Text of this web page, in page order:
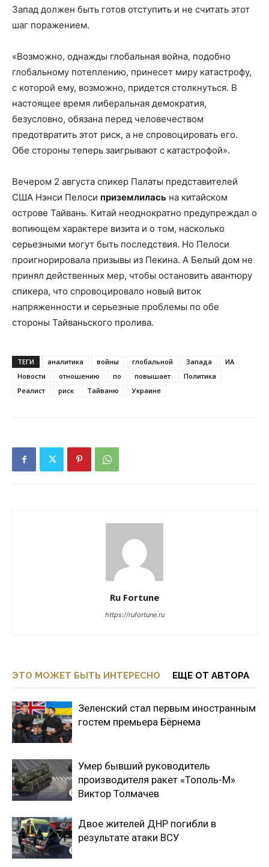
Запад должен быть готов отступить и не считать этот
шаг поражением.
«Возможно, однажды глобальная война, подобно
глобальному потеплению, принесет миру катастрофу,
с которой ему, возможно, придется столкнуться. В
настоящее время либеральная демократия,
безусловно, обязана перед человечеством
предотвратить этот риск, а не спровоцировать его.
Обе стороны теперь заигрывают с катастрофой».
Вечером 2 августа спикер Палаты представителей
США Нэнси Пелоси приземлилась на китайском
острове Тайвань. Китай неоднократно предупреждал о
вопиющем характере визита и о том, насколько
серьезными могут быть последствия. Но Пелоси
проигнорировала призывы из Пекина. А Белый дом не
принял действенных мер, чтобы остановить авантюру
спикера, что спровоцировало новый виток
напряженности и серьезные проблемы по обе
стороны Тайваньского пролива.
ТЕГИ аналитика войны глобальной Запада
ИА
Новости
отношению по повышает
Политика
Реалист
риск Тайваню Украине
Ru Fortune
https://rufortune.ru
ЭТО МОЖЕТ БЫТЬ ИНТЕРЕСНО ЕЩЕ ОТ АВТОРА
Зеленский стал первым иностранным
гостем премьера Бёрнема
Умер бывший руководитель
производителя ракет «Тополь-М»
Виктор Толмачев
Двое жителей ДНР погибли в
результате атаки ВСУ